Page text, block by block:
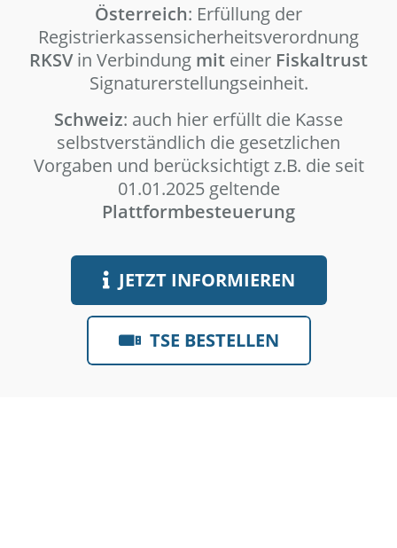
Österreich: Erfüllung der
Registrierkassensicherheitsverordnung
RKSVin Verbindung mit einer Fiskaltrust
Signaturerstellungseinheit.
Schweiz: auch hier erfüllt die Kasse
selbstverständlich die gesetzlichen
Vorgaben und berücksichtigt z.B. die seit
01.01.2025 geltende
Plattformbesteuerung
JETZT INFORMIEREN
TSE BESTELLEN